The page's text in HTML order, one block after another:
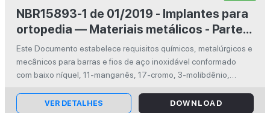
NBR15893-1 de 01/2019 - Implantes para
ortopedia — Materiais metálicos - Parte
1: Requisitos para barras e fios de aço
inoxidável conformado com baixo níquel,
11-manganês, 17-cromo e 3-molibdênio,
fortalecido por nitrogênio (UNS S29225)
Este Documento estabelece requisitos químicos, metalúrgicos e
mecânicos para barras e fios de aço inoxidável conformado
com baixo níquel, 11-manganês, 17-cromo, 3-molibdênio,
implantes. This D...
VER DETALHES DOWNLOAD